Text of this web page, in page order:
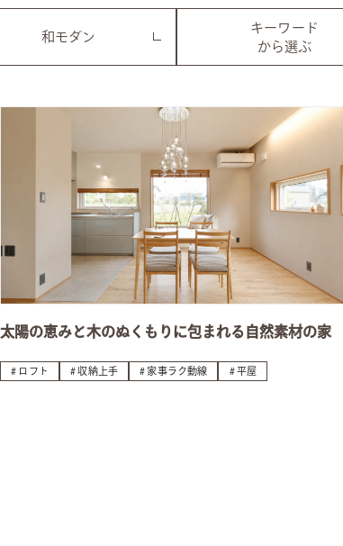
和モダン
キーワード
から選ぶ
太陽の恵みと木のぬくもりに包まれる自然素材の家
ロフト 収納上手 家事ラク動線 平屋